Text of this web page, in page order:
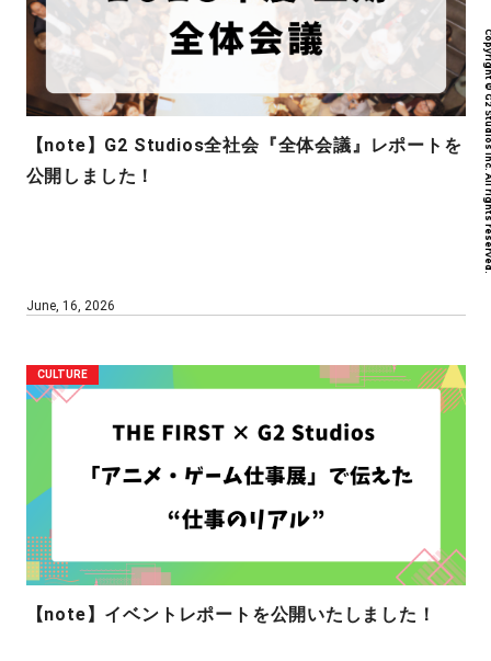
Copyright © G2
【note】G2 Studios全社会『全体会議』レポートを
公開しました！
June, 16, 2026
CULTURE
【note】イベントレポートを公開いたしました！